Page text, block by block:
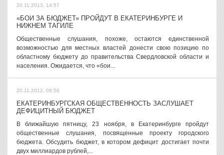
20.11.2013, 14:57
«БОИ ЗА БЮДЖЕТ» ПРОЙДУТ В ЕКАТЕРИНБУРГЕ И
НИЖНЕМ ТАГИЛЕ
Общественные слушания, похоже, остаются единственной
возможностью для местных властей донести свою позицию по
областному бюджету до правительства Свердловской области и
населения. Ожидается, что «бои...
20.11.2012, 09:56
ЕКАТЕРИНБУРГСКАЯ ОБЩЕСТВЕННОСТЬ ЗАСЛУШАЕТ
ДЕФИЦИТНЫЙ БЮДЖЕТ
В ближайшую пятницу, 23 ноября, в Екатеринбурге пройдут
общественные слушания, посвященные проекту городского
бюджета. Обсудить бюджет, в котором дефицит достигает почти
двух миллиардов рублей,...